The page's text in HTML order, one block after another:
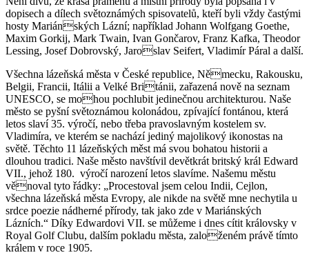
dopisech a dílech světoznámých spisovatelů, kteří byli vždy častými
hosty Mariánských Lázní; například Johann Wolfgang Goethe,
Maxim Gorkij, Mark Twain, Ivan Gončarov, Franz Kafka, Theodor
Lessing, Josef Dobrovský, Jaroslav Seifert, Vladimír Páral a další.
Všechna lázeňská města v České republice, Německu, Rakousku,
Belgii, Francii, Itálii a Velké Británii, zařazená nově na seznam
UNESCO, se mohou pochlubit jedinečnou architekturou. Naše
město se pyšní světoznámou kolonádou, zpívající fontánou, která
letos slaví 35. výročí, nebo třeba pravoslavným kostelem sv.
Vladimíra, ve kterém se nachází jediný majolikový ikonostas na
světě. Těchto 11 lázeňských měst má svou bohatou historii a
dlouhou tradici. Naše město navštívil devětkrát britský král Edward
VII., jehož 180. výročí narození letos slavíme. Našemu městu
věnoval tyto řádky: „Procestoval jsem celou Indii, Cejlon,
všechna lázeňská města Evropy, ale nikde na světě mne nechytila u
srdce poezie nádherné přírody, tak jako zde v Mariánských
Lázních.“ Díky Edwardovi VII. se můžeme i dnes cítit královsky v
Royal Golf Clubu, dalším pokladu města, založeném právě tímto
králem v roce 1905.